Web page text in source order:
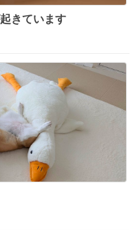
きています